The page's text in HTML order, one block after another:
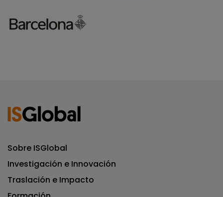
Sobre ISGlobal
Investigación e Innovación
Traslación e Impacto